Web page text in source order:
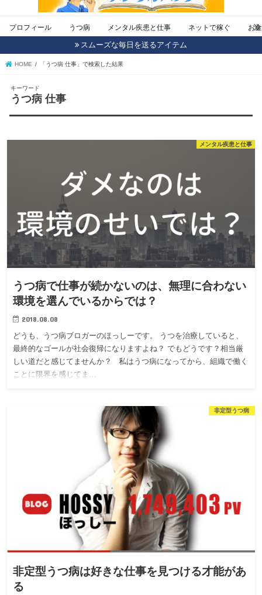
プロフィール うつ病 メンタル疾患と仕事 ネットで稼ぐ お
スムーズな毎日を送るアイテム
HOME 「うつ病 仕事」で検索した結果
キーワード
うつ病 仕事
メンタル疾患と仕事
うつ病で仕事が続かないのは、無理に合わない
環境を選んでいるからでは？
2018.08.08
どうも、うつ病ブロガーのほっしーです。 うつを治療していると、
最終的なゴールが社会復帰になりますよね？ でもどうです？相当厳
しい道だと感じてませんか？ 私はうつ病になってから、組織で働く
ことに限界を感じてま…
非定型うつ病
非定型うつ病は好きな仕事を見つける才能があ
る